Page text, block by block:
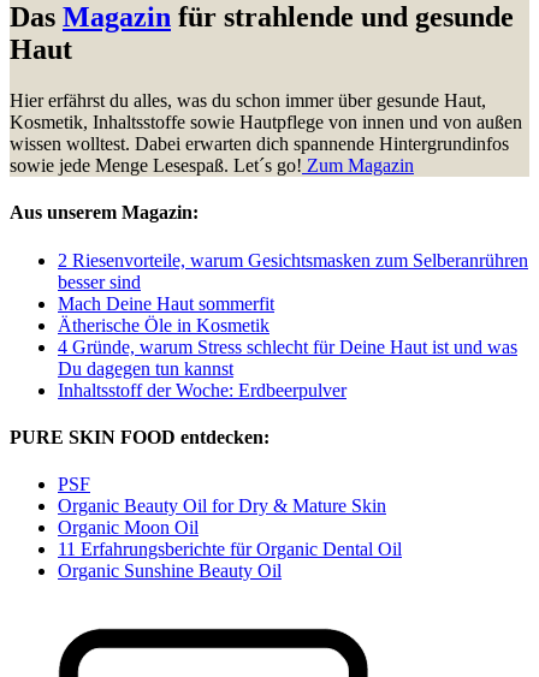
Das Magazin für strahlende und gesunde
Haut
Hier erfährst du alles, was du schon immer über gesunde Haut,
Kosmetik, Inhaltsstoffe sowie Hautpflege von innen und von außen
wissen wolltest. Dabei erwarten dich spannende Hintergrundinfos
sowie jede Menge Lesespaß. Let´s go! Zum Magazin
Aus unserem Magazin:
2 Riesenvorteile, warum Gesichtsmasken zum Selberanrühren
besser sind
Mach Deine Haut sommerfit
Ätherische Öle in Kosmetik
4 Gründe, warum Stress schlecht für Deine Haut ist und was
Du dagegen tun kannst
Inhaltsstoff der Woche: Erdbeerpulver
PURE SKIN FOOD entdecken:
PSF
Organic Beauty Oil for Dry & Mature Skin
Organic Moon Oil
11 Erfahrungsberichte für Organic Dental Oil
Organic Sunshine Beauty Oil